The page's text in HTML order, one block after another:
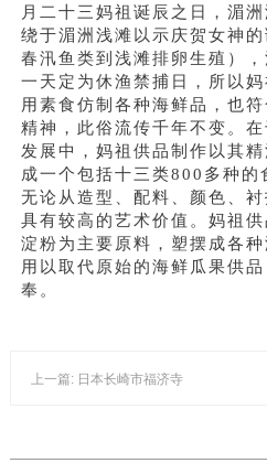
月二十三妈祖诞辰之日，湄
绕于湄洲浅滩以示庆贺女神
春汛鱼类到浅滩排卵生殖）
一天定为休渔禁捕日，所以
用素食仿制各种海鲜品，也
精神，此俗流传千年不变。
发展中，妈祖供品制作以其
成一个包括十三类800多种的
无论从造型、配料、颜色、
具有较高的艺术价值。妈祖供
淀粉为主要原料，塑摆成各种
用以取代原始的海鲜瓜果供
奉。
上一篇: 日本长崎市福济寺